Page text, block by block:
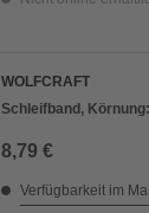
WOLFCRAFT
Schleifband,
8,79 €
Verfügbarkeit im